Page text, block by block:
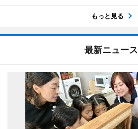
もっと見る
最新ニュース